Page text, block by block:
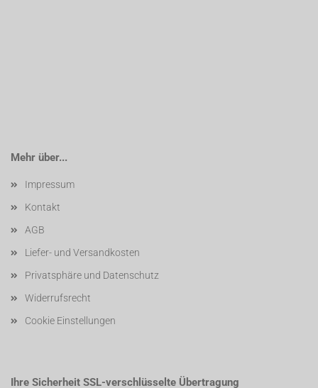
Mehr über...
Impressum
Kontakt
AGB
Liefer- und Versandkosten
Privatsphäre und Datenschutz
Widerrufsrecht
Cookie Einstellungen
Ihre Sicherheit SSL-verschlüsselte Übertragung